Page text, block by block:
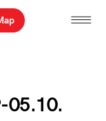
05.10.